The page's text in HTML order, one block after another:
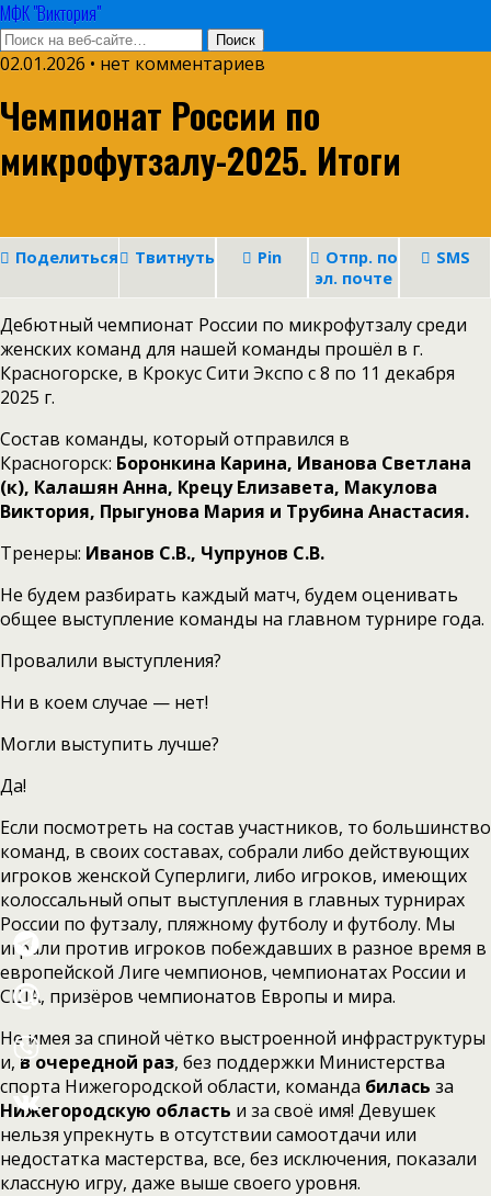
МФК "Виктория"
02.01.2026 • нет комментариев
Чемпионат России по
микрофутзалу-2025. Итоги
Поделиться Твитнуть Pin
Отпр. по
эл. почте
SMS
Дебютный чемпионат России по микрофутзалу среди
женских команд для нашей команды прошёл в г.
Красногорске, в Крокус Сити Экспо с 8 по 11 декабря
2025 г.
Состав команды, который отправился в
Красногорск: Боронкина Карина, Иванова Светлана
(к), Калашян Анна, Крецу Елизавета, Макулова
Виктория, Прыгунова Мария и Трубина Анастасия.
Тренеры: Иванов С.В., Чупрунов С.В.
Не будем разбирать каждый матч, будем оценивать
общее выступление команды на главном турнире года.
Провалили выступления?
Ни в коем случае — нет!
Могли выступить лучше?
Да!
Если посмотреть на состав участников, то большинство
команд, в своих составах, собрали либо действующих
игроков женской Суперлиги, либо игроков, имеющих
колоссальный опыт выступления в главных турнирах
России по футзалу, пляжному футболу и футболу. Мы
играли против игроков побеждавших в разное время в
европейской Лиге чемпионов, чемпионатах России и
США, призёров чемпионатов Европы и мира.
Не имея за спиной чётко выстроенной инфраструктуры
и,в очередной раз, без поддержки Министерства
спорта Нижегородской области, команда билась за
Нижегородскую область и за своё имя! Девушек
нельзя упрекнуть в отсутствии самоотдачи или
недостатка мастерства, все, без исключения, показали
классную игру, даже выше своего уровня.